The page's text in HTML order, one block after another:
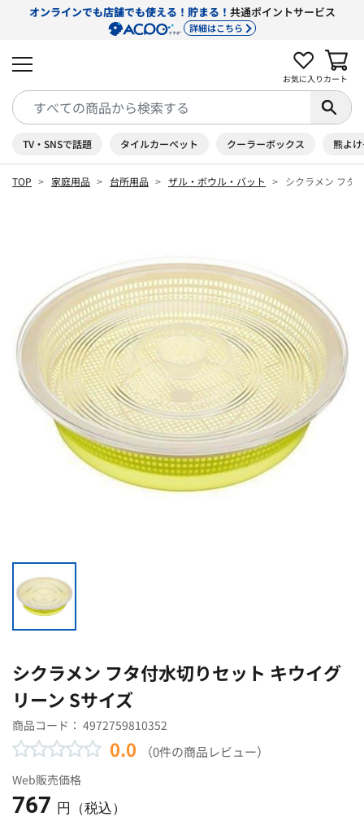
オンラインでも店舗でも使える！貯まる！ 共通ポイントサービス
詳細はこちら
お気に入り カート
TV・SNSで話題 タイルカーペット クーラーボックス 熊よ
TOP 家庭用品 台所用品 ザル・ボウル・バット シクラメン フタ
シクラメン フタ付水切りセット キウイグ
リーン Sサイズ
商品コード： 4972759810352
0.0 （0件の商品レビュー）
Web販売価格
767 円（税込）